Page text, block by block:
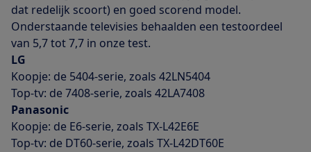
dat redelijk scoort) en goed scorend model.
Onderstaande televisies behaalden een testoordeel
van 5,7 tot 7,7 in onze test.
LG
Koopje: de 5404-serie, zoals 42LN5404
Top-tv: de 7408-serie, zoals 42LA7408
Panasonic
Koopje: de E6-serie, zoals TX-L42E6E
Top-tv: de DT60-serie, zoals TX-L42DT60E